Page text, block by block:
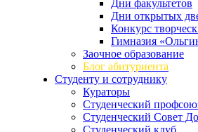
Дни факультетов
Дни открытых
Конкурс
Гимназия
Заочное образование
Блог абитуриента
Студенту и сотруднику
Кураторы
Студенческий
Студенческий Совет
Студенческий клуб